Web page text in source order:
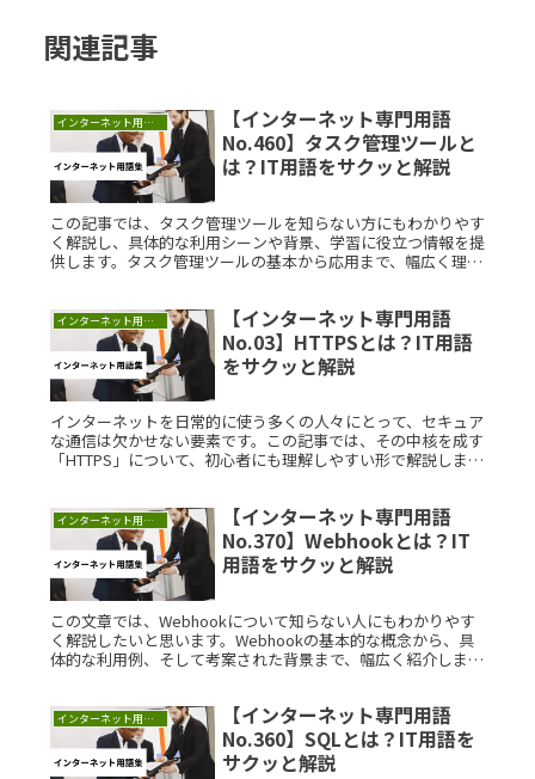
関連記事
インターネット用語集
【インターネット専門用語
No.460】タスク管理ツールと
は？IT用語をサクッと解説
この記事では、タスク管理ツールを知らない方にもわかりやす
く解説し、具体的な利用シーンや背景、学習に役立つ情報を提
供します。タスク管理ツールの基本から応用まで、幅広く理解
インターネット用語集
【インターネット専門用語
No.03】HTTPSとは？IT用語
をサクッと解説
インターネットを日常的に使う多くの人々にとって、セキュア
な通信は欠かせない要素です。この記事では、その中核を成す
「HTTPS」について、初心者にも理解しやすい形で解説しま
インターネット用語集
【インターネット専門用語
No.370】Webhookとは？IT
用語をサクッと解説
この文章では、Webhookについて知らない人にもわかりやす
く解説したいと思います。Webhookの基本的な概念から、具
体的な利用例、そして考案された背景まで、幅広く紹介しま
インターネット用語集
【インターネット専門用語
No.360】SQLとは？IT用語を
サクッと解説